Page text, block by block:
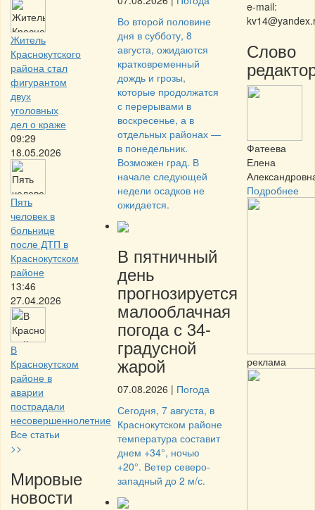
Житель
Краснокутского
района стал
фигурантом
двух
уголовных
дел о краже
09:29
18.05.2026
Пять
человек в
больнице
после ДТП в
Краснокутском
районе
13:46
27.04.2026
В
Краснокутском
районе в
аварии
пострадали
несовершеннолетние
Все статьи
>>
Мировые
новости
Во второй половине
дня в субботу, 8
августа, ожидаются
кратковременный
дождь и грозы,
которые продолжатся
с перерывами в
воскресенье, а в
отдельных районах —
в понедельник.
Возможен град. В
начале следующей
недели осадков не
ожидается.
В пятничный
день
прогнозируется
малооблачная
погода с 34-
градусной
жарой
07.08.2026 | Погода
Сегодня, 7 августа, в
Краснокутском районе
температура составит
днем +34°, ночью
+20°. Ветер северо-
западный до 2 м/с.
e-mail:
Слово
Фатеева
Елена
Подробнее
реклама